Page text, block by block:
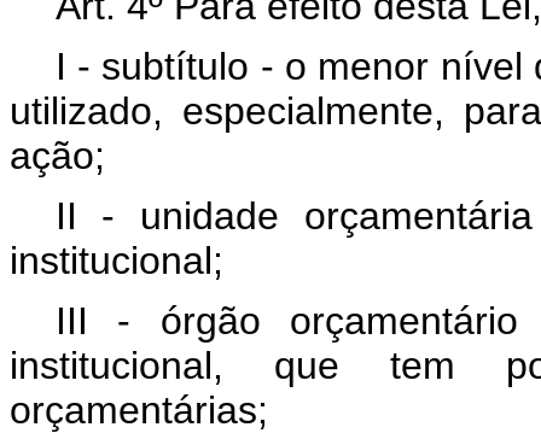
I - subtítulo - o menor nível
utilizado, especialmente,
ação;
II - unidade
institucional;
III - órgão
institucional, que tem
orçamentárias;